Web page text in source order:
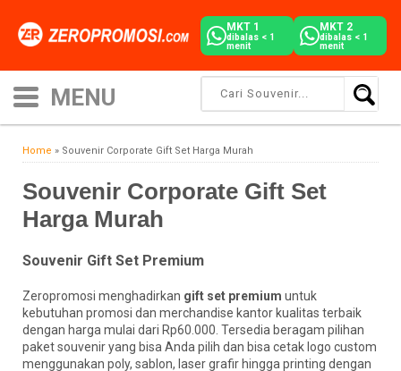
MKT 1
dibalas < 1
menit
MKT 2
dibalas < 1
menit
Home » Souvenir Corporate Gift Set Harga Murah
Souvenir Corporate Gift Set
Harga Murah
Souvenir Gift Set Premium
Zeropromosi menghadirkan gift set premium untuk
kebutuhan promosi dan merchandise kantor kualitas terbaik
dengan harga mulai dari Rp60.000. Tersedia beragam pilihan
paket souvenir yang bisa Anda pilih dan bisa cetak logo custom
menggunakan poly, sablon, laser grafir hingga printing dengan